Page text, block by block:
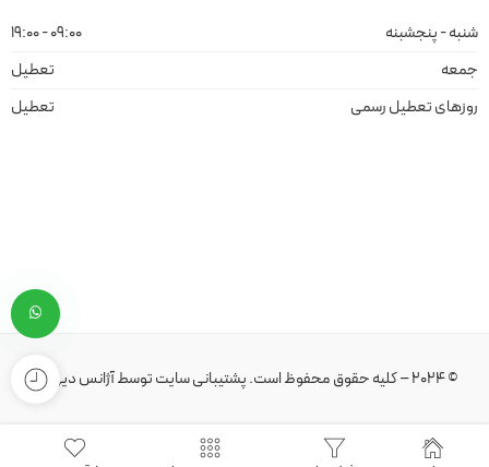
شنبه - پنجشبنه
09:00 - 19:00
جمعه
تعطیل
روزهای تعطیل رسمی
تعطیل
© 2024 – کلیه حقوق محفوظ است. پشتیبانی سایتتوسطآژانس دیهیم.